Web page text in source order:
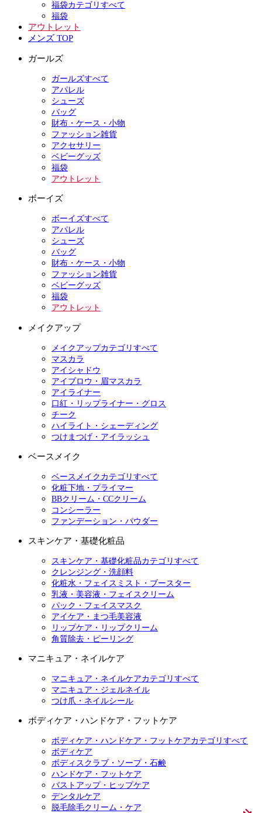
福袋カテゴリすべて
福袋
アウトレット
メンズ TOP
ガールズ
ガールズすべて
アパレル
シューズ
バッグ
財布・ケース・小物
ファッション雑貨
アクセサリー
ベビーグッズ
福袋
アウトレット
ボーイズ
ボーイズすべて
アパレル
シューズ
バッグ
財布・ケース・小物
ファッション雑貨
ベビーグッズ
福袋
アウトレット
メイクアップ
メイクアップカテゴリすべて
マスカラ
アイシャドウ
アイブロウ・眉マスカラ
アイライナー
口紅・リップライナー・グロス
チーク
ハイライト・シェーディング
つけまつげ・アイラッシュ
ベースメイク
ベースメイクカテゴリすべて
化粧下地・プライマー
BBクリーム・CCクリーム
コンシーラー
ファンデーション・パウダー
スキンケア・基礎化粧品
スキンケア・基礎化粧品カテゴリすべて
クレンジング・洗顔料
化粧水・フェイスミスト・ブースター
乳液・美容液・フェイスクリーム
パック・フェイスマスク
アイケア・まつ毛美容液
リップケア・リップクリーム
角質除去・ピーリング
マニキュア・ネイルケア
マニキュア・ネイルケアカテゴリすべて
マニキュア・ジェルネイル
つけ爪・ネイルシール
ボディケア・ハンドケア・フットケア
ボディケア・ハンドケア・フットケアカテゴリすべて
ボディケア
ボディスクラブ・ソープ・石鹸
ハンドケア・フットケア
バストアップ・ヒップケア
デンタルケア
脱毛除毛クリーム・ケア